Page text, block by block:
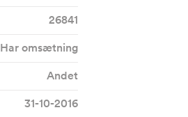
26841
Har omsætning
Andet
31-10-2016